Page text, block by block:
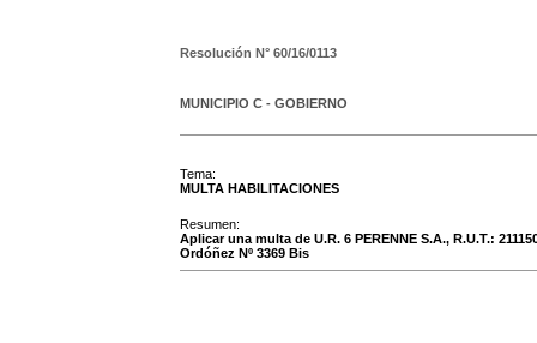
Resolución N° 60/16/0113
MUNICIPIO C - GOBIERNO
Tema:
MULTA HABILITACIONES
Resumen:
Aplicar una multa de U.R. 6 PERENNE S.A., R.U.T.:
Ordóñez Nº 3369 Bis